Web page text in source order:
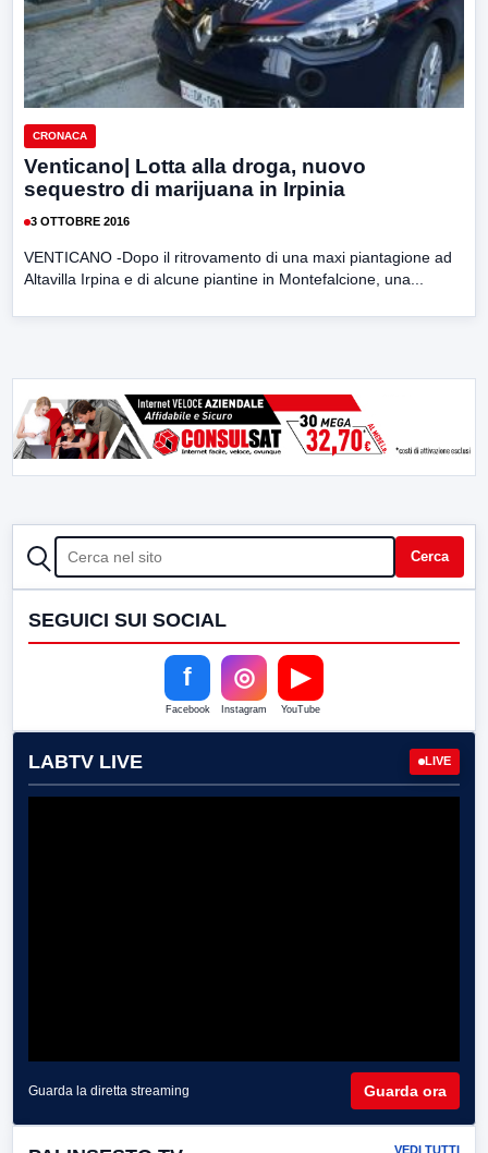
CRONACA
Venticano| Lotta alla droga, nuovo
sequestro di marijuana in Irpinia
3 OTTOBRE 2016
VENTICANO -Dopo il ritrovamento di una maxi piantagione ad
Altavilla Irpina e di alcune piantine in Montefalcione, una...
CERCA Cerca
SEGUICI SUI SOCIAL
f
Facebook
◎
Instagram
▶
YouTube
LABTV LIVE LIVE
Guarda la diretta streaming Guarda ora
VEDI TUTTI